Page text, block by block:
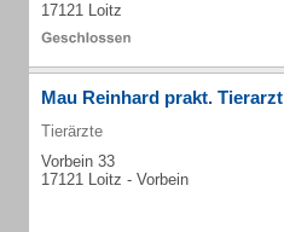
17121 Loitz
Mau Reinhard prakt. Tierarzt
Tierärzte
Vorbein 33
17121 Loitz - Vorbein